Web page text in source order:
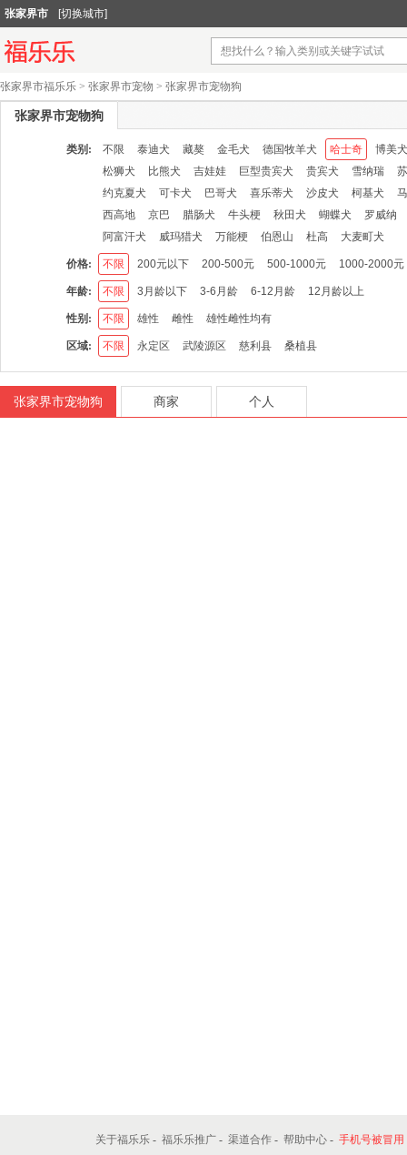
张家界市 [切换城市]
张家界市福乐乐 > 张家界市宠物 > 张家界市宠物狗
张家界市宠物狗
类别: 不限 泰迪犬 藏獒 金毛犬 德国牧羊犬 哈士奇
博美犬
松狮犬
比熊犬 吉娃娃 巨型贵宾犬 贵宾犬 雪纳瑞
约克夏犬
可卡犬 巴哥犬 喜乐蒂犬 沙皮犬 柯基犬
西高地
京巴 腊肠犬 牛头梗 秋田犬 蝴蝶犬
罗威纳
阿富汗犬
威玛猎犬 万能梗 伯恩山 杜高 大麦町犬
价格: 不限 200元以下 200-500元 500-1000元 1000-2000元
年龄: 不限 3月龄以下 3-6月龄 6-12月龄 12月龄以上
性别: 不限 雄性 雌性 雄性雌性均有
区域: 不限 永定区 武陵源区 慈利县 桑植县
张家界市宠物狗 商家 个人
关于福乐乐 - 福乐乐推广 - 渠道合作 - 帮助中心 - 手机号被冒用